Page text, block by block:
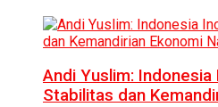
Andi Yuslim:
Stabilitas dan